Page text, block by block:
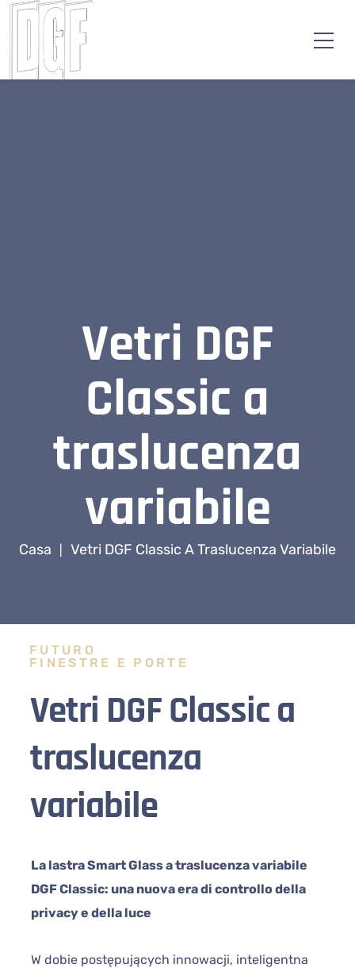
Vetri DGF
Classic a
traslucenza
variabile
Casa Vetri DGF Classic A Traslucenza Variabile
FUTURO
FINESTRE E PORTE
Vetri DGF Classic a
traslucenza
variabile
La lastra Smart Glass a traslucenza variabile
DGF Classic: una nuova era di controllo della
privacy e della luce
W dobie postępujących innowacji, inteligentna